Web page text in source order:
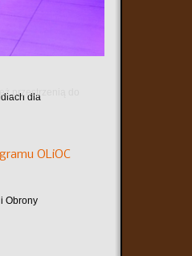
przestrzenią do
dla
OLiOC
Obrony